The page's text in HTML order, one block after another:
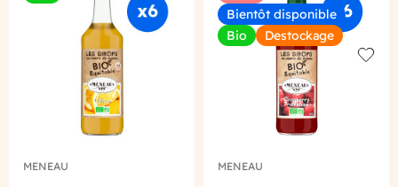
Add to wishlist
MENEAU
Bientôt disponible
Bio
Destockage
MENEAU